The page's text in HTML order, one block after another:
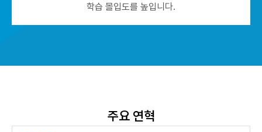
학습 몰입도를 높입니다.
주요 연혁